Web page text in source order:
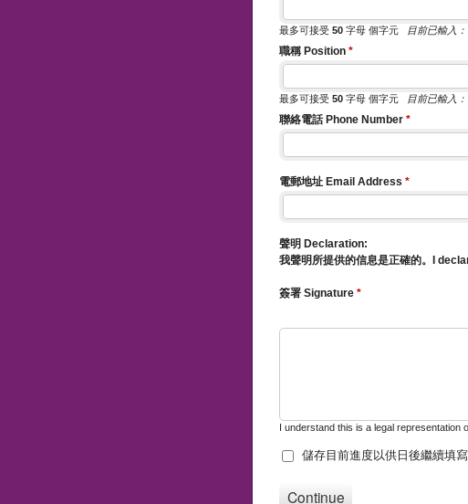
最多可接受 50 字母 個字元 目前已輸入：
職稱 Position *
最多可接受 50 字母 個字元 目前已輸入：
聯絡電話 Phone Number *
電郵地址 Email Address *
聲明 Declaration:
我聲明所提供的信息是正確的。I
簽署 Signature *
I understand this is a legal representation
儲存目前進度以供日後繼續填寫